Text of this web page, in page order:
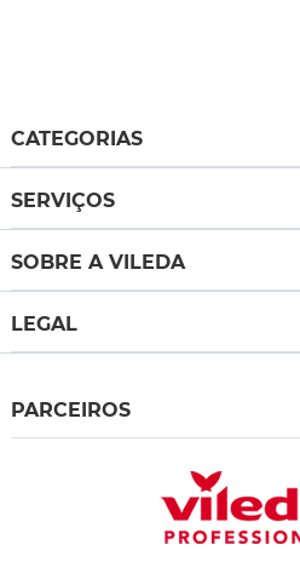
CATEGORIAS
SERVIÇOS
SOBRE A VILEDA
LEGAL
PARCEIROS